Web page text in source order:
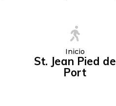
Inicio
St. Jean Pied de
Port